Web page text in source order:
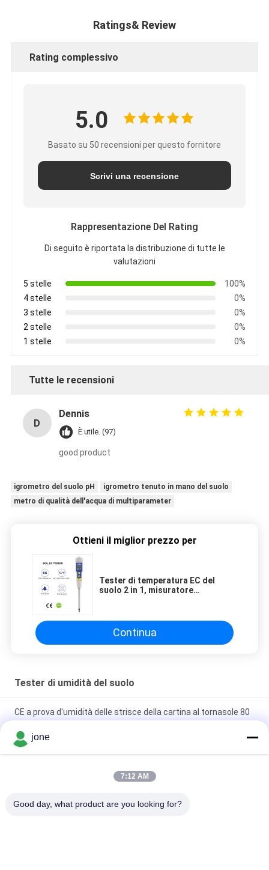
Ratings& Review
Rating complessivo
5.0
Basato su 50 recensioni per questo fornitore
Scrivi una recensione
Rappresentazione Del Rating
Di seguito è riportata la distribuzione di tutte le
valutazioni
5 stelle
100%
4 stelle
0%
3 stelle
0%
2 stelle
0%
1 stelle
0%
Tutte le recensioni
D
Dennis
È utile. (97)
good product
igrometro del suolo pH
igrometro tenuto in mano del suolo
metro di qualità dell'acqua di multiparameter
Ottieni il miglior prezzo per
Tester di temperatura EC del
suolo 2 in 1, misuratore
giardino/idroponica/piante
Continua
Tester di umidità del suolo
CE a prova d'umidità delle strisce della cartina al tornasole 80
ZigBee 3 in 1 sensore di terreno intelligente per il rilevatore di
MD-2G digitale per polvere di legno, mais conveniente
jone
7:12 AM
Good day, what product are you looking for?